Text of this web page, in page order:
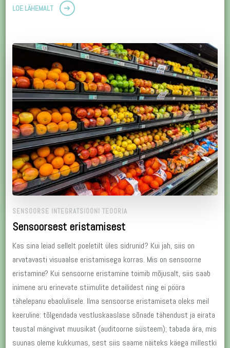
LOE LÄHEMALT
SENSOORSE INTEGRATSIOONI TEOORIA
Sensoorsest eristamisest
Kas sina leiad sellelt poeletilt üles sidrunid? Kui jah, siis on
arvatavasti visuaalse eristamisega korras. Mis on sensoorne
eristamine? Kui sensoorne eristamine toimib mõjusalt, siis saab
inimene aru erinevate stiimulite detailidest ning ei pööra
tähelepanu ebaolulisele. Ilma sensoorse eristamiseta oleks meil
keeruline: tõlgendada vestluskaaslase sõnade tähendust ja eirata
taustal mängivat muusikat (auditoorne süsteem); tabada ära, mis
suunas oleme kukkumas, sest siis saame näiteks käega millestki